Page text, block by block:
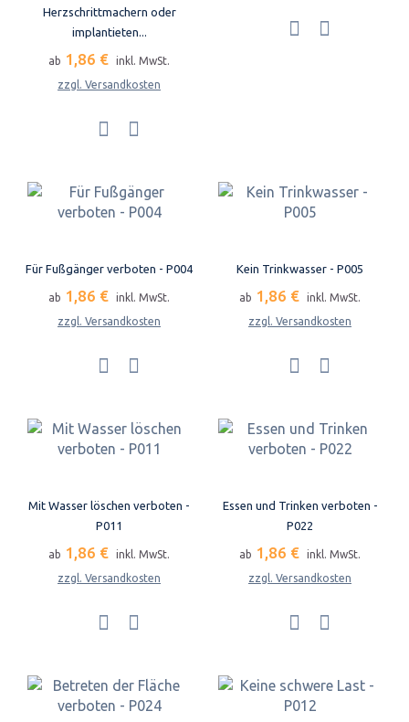
Herzschrittmachern oder
implantieten...
ab 1,86 €
inkl. MwSt.
zzgl. Versandkosten
Für Fußgänger verboten - P004
ab 1,86 €
inkl. MwSt.
zzgl. Versandkosten
Kein Trinkwasser - P005
ab 1,86 €
inkl. MwSt.
zzgl. Versandkosten
Mit Wasser löschen verboten -
P011
ab 1,86 €
inkl. MwSt.
zzgl. Versandkosten
Essen und Trinken verboten -
P022
ab 1,86 €
inkl. MwSt.
zzgl. Versandkosten